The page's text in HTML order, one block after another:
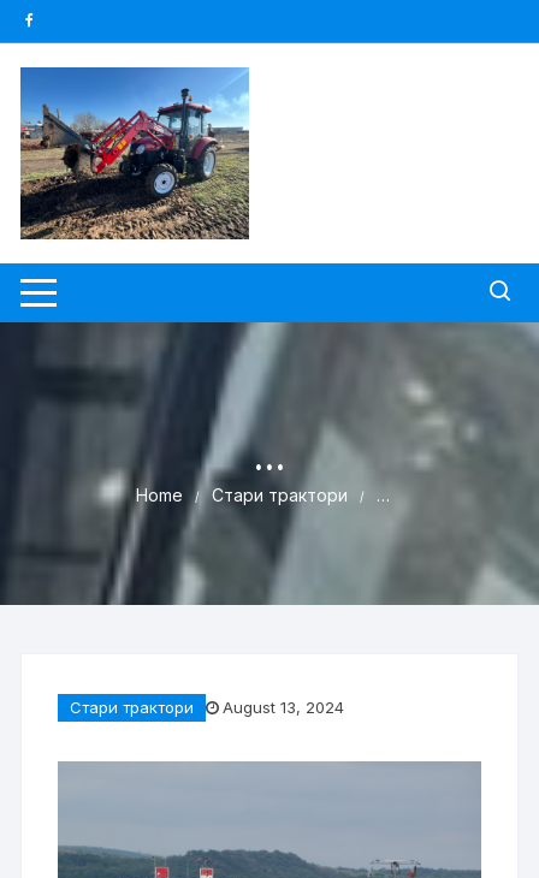
Skip
to
content
…
Home Стари трактори …
Стари трактори August 13, 2024